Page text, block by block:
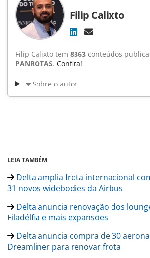
Filip Calixto
Filip Calixto tem 8363 conteúdos
PANROTAS. Confira!
Sobre o autor
LEIA TAMBÉM
Delta amplia frota internacional
31 novos widebodies da Airbus
Delta anuncia renovação dos
Filadélfia e mais expansões
Delta anuncia compra de 30
Dreamliner para renovar frota